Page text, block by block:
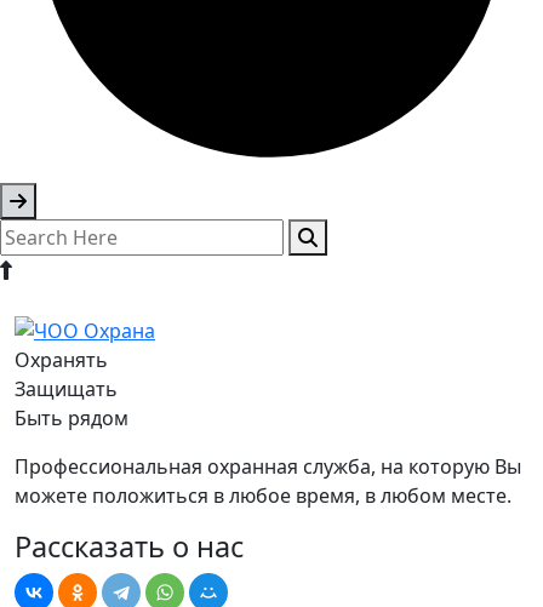
Охранять
Защищать
Быть рядом
Профессиональная охранная служба, на которую Вы
можете положиться в любое время, в любом месте.
Рассказать о нас